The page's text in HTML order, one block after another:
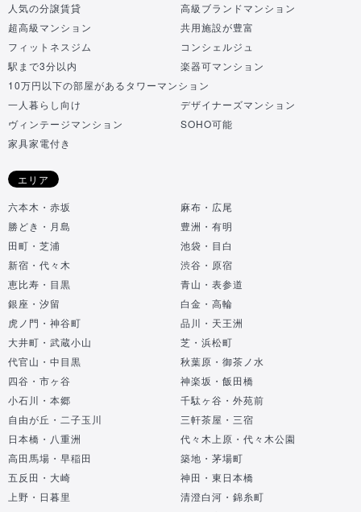
人気の分譲賃貸
高級ブランドマンション
超高級マンション
共用施設が豊富
フィットネスジム
コンシェルジュ
駅まで3分以内
楽器可マンション
10万円以下の部屋があるタワーマンション
一人暮らし向け
デザイナーズマンション
ヴィンテージマンション
SOHO可能
家具家電付き
エリア
六本木・赤坂
麻布・広尾
勝どき・月島
豊洲・有明
田町・芝浦
池袋・目白
新宿・代々木
渋谷・原宿
恵比寿・目黒
青山・表参道
銀座・汐留
白金・高輪
虎ノ門・神谷町
品川・天王洲
大井町・武蔵小山
芝・浜松町
代官山・中目黒
秋葉原・御茶ノ水
四谷・市ヶ谷
神楽坂・飯田橋
小石川・本郷
千駄ヶ谷・外苑前
自由が丘・二子玉川
三軒茶屋・三宿
日本橋・八重洲
代々木上原・代々木公園
高田馬場・早稲田
築地・茅場町
五反田・大崎
神田・東日本橋
上野・日暮里
清澄白河・錦糸町